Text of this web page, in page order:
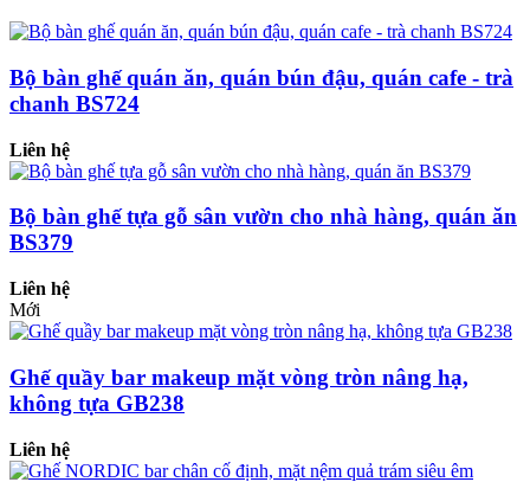
Bộ bàn ghế quán ăn, quán bún đậu, quán cafe - trà
chanh BS724
Liên hệ
Bộ bàn ghế tựa gỗ sân vườn cho nhà hàng, quán ăn
BS379
Liên hệ
Mới
Ghế quầy bar makeup mặt vòng tròn nâng hạ,
không tựa GB238
Liên hệ